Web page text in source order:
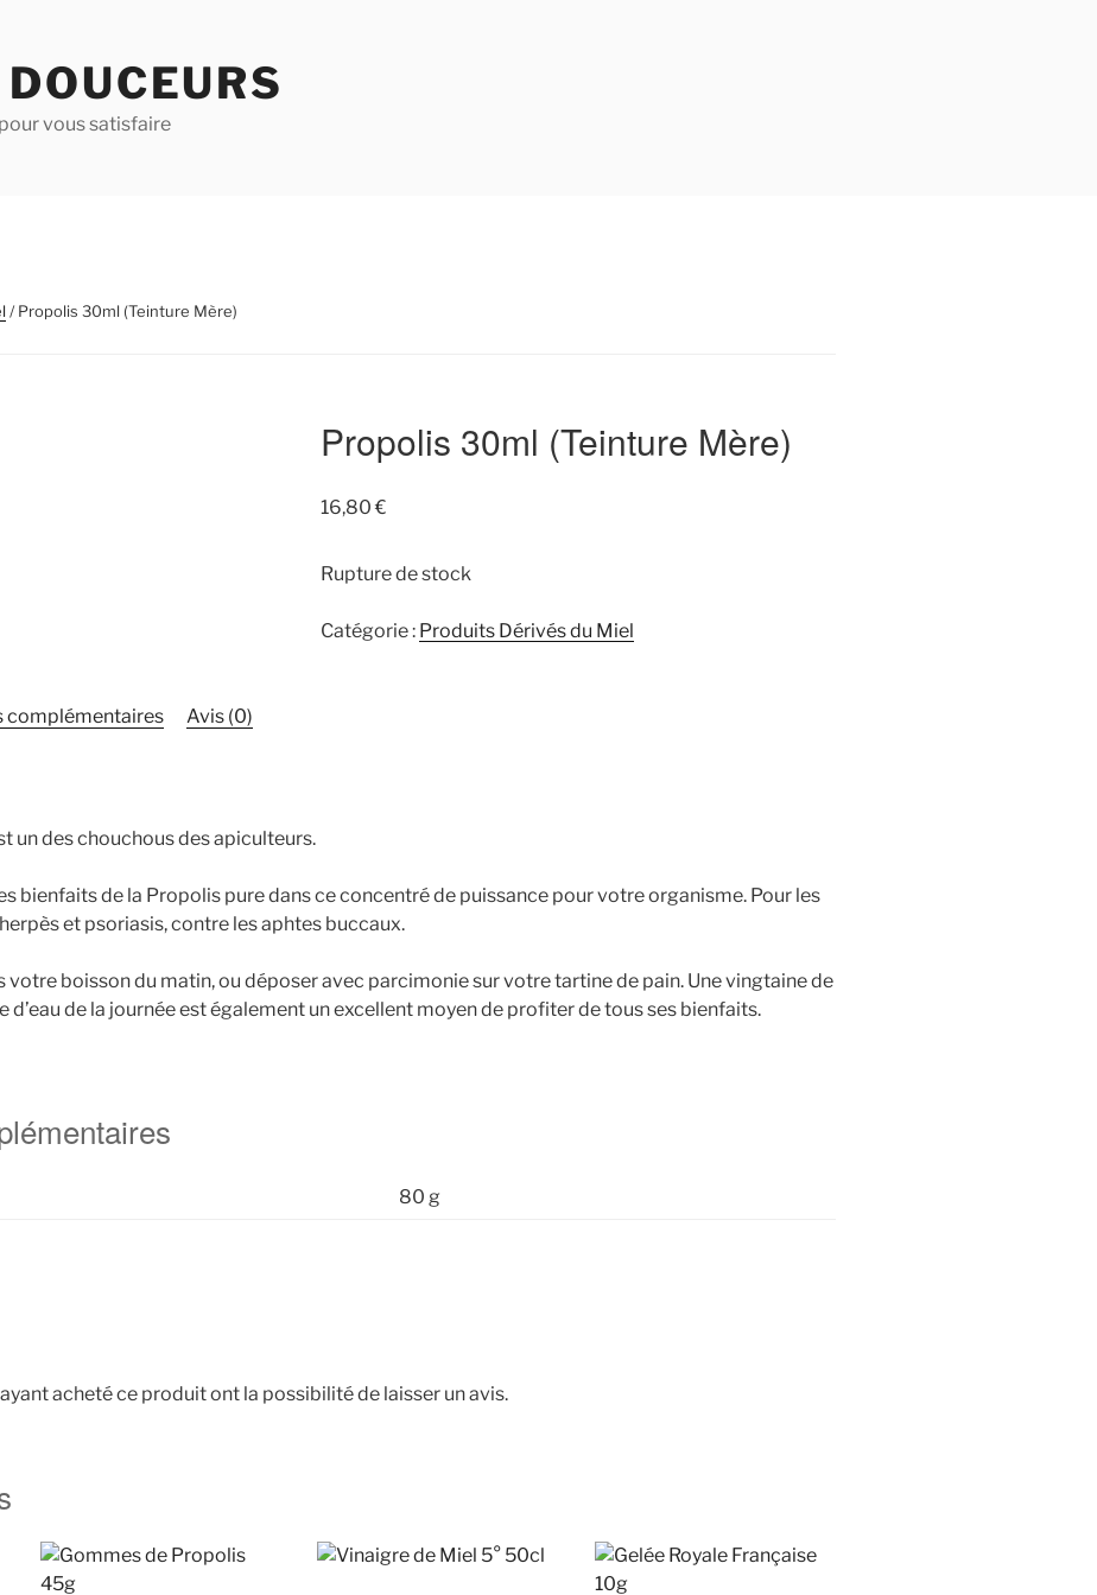
vous satisfaire
/ Propolis 30ml (Teinture Mère)
Propolis 30ml (Teinture Mère)
16,80€
Rupture de stock
Catégorie : Produits Dérivés du Miel
complémentaires Avis (0)
un des chouchous des apiculteurs.
bienfaits de la Propolis pure dans ce concentré de puissance pour votre organisme. Pour les
et psoriasis, contre les aphtes buccaux.
votre boisson du matin, ou déposer avec parcimonie sur votre tartine de pain. Une vingtaine de
de la journée est également un excellent moyen de profiter de tous ses bienfaits.
80 g
acheté ce produit ont la possibilité de laisser un avis.